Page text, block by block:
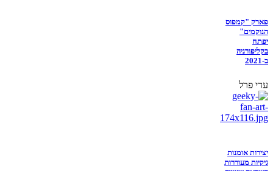
פארק "קמפוס
הנוקמים"
יפתח
בקליפורניה
ב-2021
עדי פרל
יצירות אומנות
גיקיות מעוררות